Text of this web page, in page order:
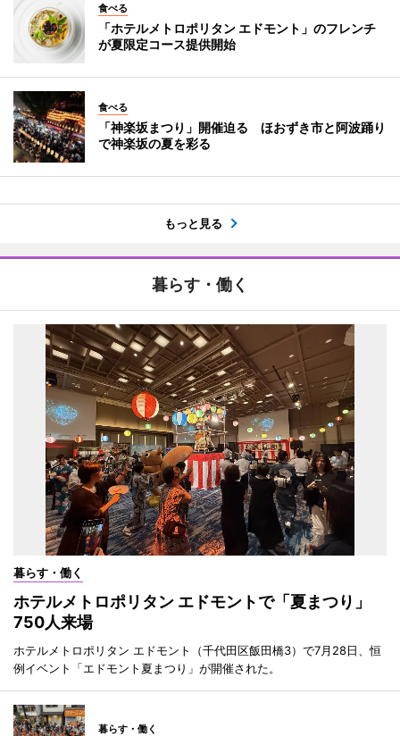
食べる
「ホテルメトロポリタン エドモント」のフレンチ
が夏限定コース提供開始
食べる
「神楽坂まつり」開催迫る ほおずき市と阿波踊り
で神楽坂の夏を彩る
もっと見る
暮らす・働く
暮らす・働く
ホテルメトロポリタン エドモントで「夏まつり」
750人来場
ホテルメトロポリタン エドモント（千代田区飯田橋3）で7月28日、恒
例イベント「エドモント夏まつり」が開催された。
暮らす・働く